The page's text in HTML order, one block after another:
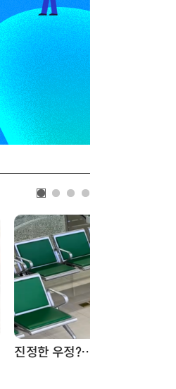
진정한 우정?…친구 구하려다 둘 다 의자 틈에 목이 낀 순간